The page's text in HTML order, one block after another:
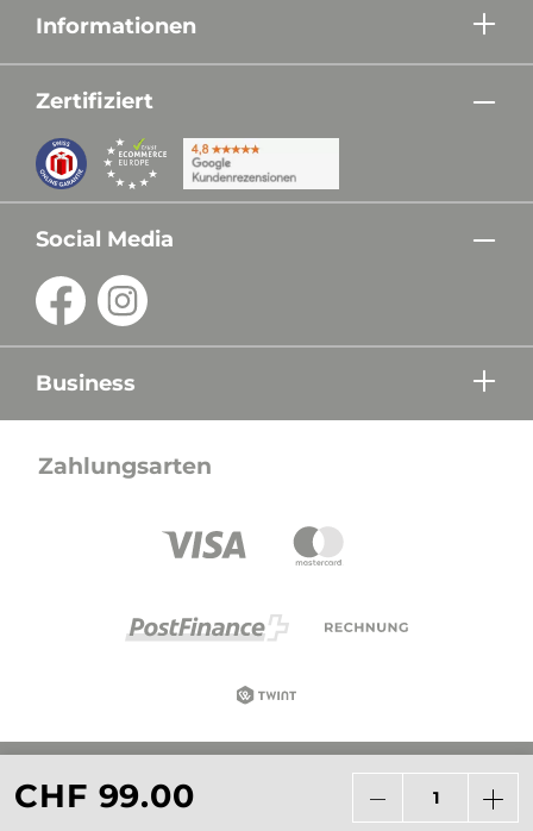
CHF 99.00
Informationen
Zertifiziert
Social Media
Business
Zahlungsarten
Alle Preise in CHF inkl. Mehrwertsteuer zzgl.
Versandkosten wenn nicht anders beschrieben.